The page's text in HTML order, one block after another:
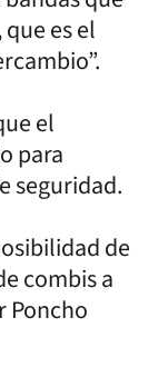
es el
el
para
seguridad.
de
combis a
Poncho